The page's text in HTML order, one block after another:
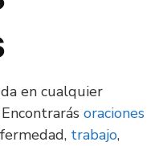
en cualquier
oraciones
trabajo,